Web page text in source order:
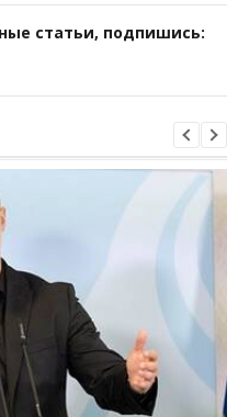
статьи, подпишись: